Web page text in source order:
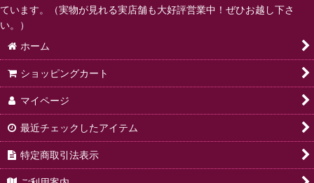
ています。（実物が見れる実店舗も大好評営業中！ぜひお越し下さ
い。）
ホーム
ショッピングカート
マイページ
最近チェックしたアイテム
特定商取引法表示